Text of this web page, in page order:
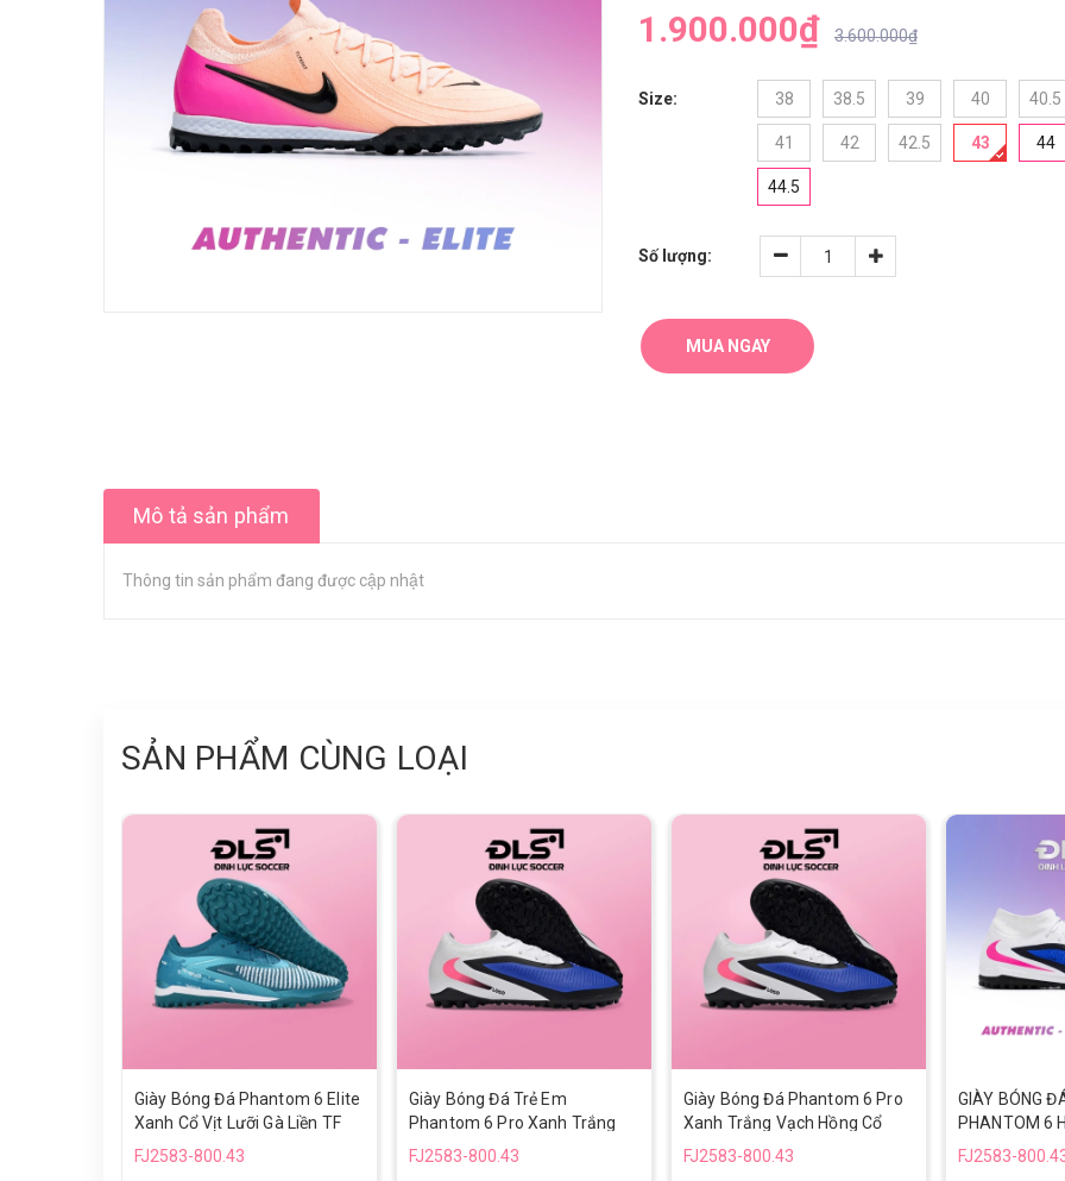
1.900.000₫ 3.600.000₫
Size: 38 38.5 39 40 40.5
41 42 42.5 43 44
44.5
Số lượng:
MUA NGAY
Mô tả sản phẩm
Thông tin sản phẩm đang được cập nhật
SẢN PHẨM CÙNG LOẠI
Giày Bóng Đá Phantom 6 Elite
Xanh Cổ Vịt Lưỡi Gà Liền TF
FJ2583-800.43
Giày Bóng Đá Trẻ Em
Phantom 6 Pro Xanh Trắng
Vạch Hồng Cổ Lửng TF
FJ2583-800.43
Giày Bóng Đá Phantom 6 Pro
Xanh Trắng Vạch Hồng Cổ
Lửng TF
FJ2583-800.43
GIÀY BÓNG
PHANTOM 6
TF - HQ2277-
FJ2583-